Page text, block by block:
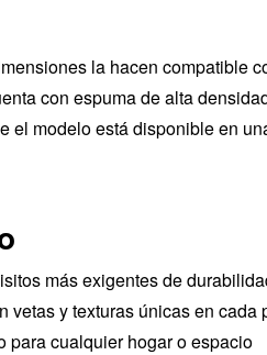
la hacen compatible
con espuma de alta
el modelo está disponible en
más exigentes de
vetas y texturas únicas en cada
para cualquier hogar o espacio